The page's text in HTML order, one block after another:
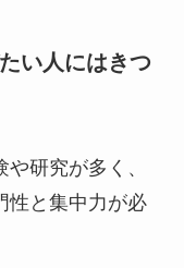
い人にはきつ
研究が多く、
性と集中力が必